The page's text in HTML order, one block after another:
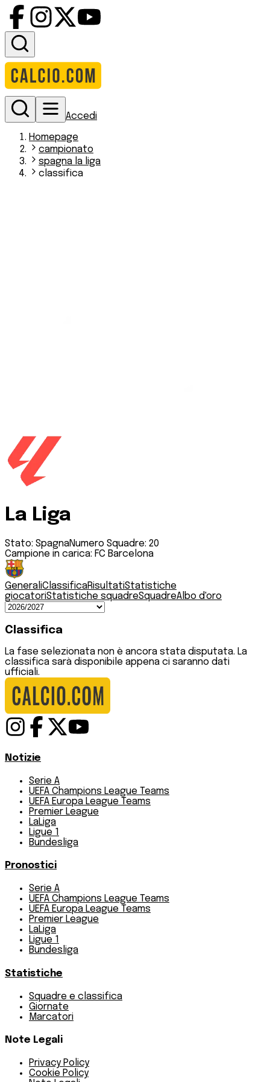
Accedi
Homepage
campionato
spagna la liga
classifica
La Liga
Stato: SpagnaNumero Squadre: 20
Campione in carica: FC Barcelona
GeneraliClassificaRisultatiStatistiche
giocatoriStatistiche squadreSquadreAlbo d'oro
Classifica
La fase selezionata non è ancora stata disputata. La
classifica sarà disponibile appena ci saranno dati
ufficiali.
Notizie
Serie A
UEFA Champions League Teams
UEFA Europa League Teams
Premier League
LaLiga
Ligue 1
Bundesliga
Pronostici
Serie A
UEFA Champions League Teams
UEFA Europa League Teams
Premier League
LaLiga
Ligue 1
Bundesliga
Statistiche
Squadre e classifica
Giornate
Marcatori
Note Legali
Privacy Policy
Cookie Policy